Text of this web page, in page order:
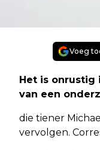
Voeg
Het is onrustig
van een
die tiener
vervolgen.